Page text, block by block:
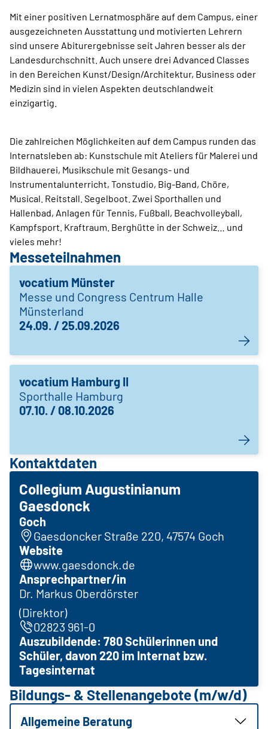
Mit einer positiven Lernatmosphäre auf dem Campus, einer
ausgezeichneten Ausstattung und motivierten Lehrern
sind unsere Abiturergebnisse seit Jahren besser als der
Landesdurchschnitt. Auch unsere drei Advanced Classes
in den Bereichen Kunst/Design/Architektur, Business oder
Medizin sind in vielen Aspekten deutschlandweit
einzigartig.
Die zahlreichen Möglichkeiten auf dem Campus runden das
Internatsleben ab: Kunstschule mit Ateliers für Malerei und
Bildhauerei, Musikschule mit Gesangs- und
Instrumentalunterricht, Tonstudio, Big-Band, Chöre,
Musical. Reitstall. Segelboot. Zwei Sporthallen und
Hallenbad, Anlagen für Tennis, Fußball, Beachvolleyball,
Kampfsport. Kraftraum. Berghütte in der Schweiz… und
vieles mehr!
Messeteilnahmen
vocatium Münster
Messe und Congress Centrum Halle
Münsterland
24.09. / 25.09.2026
vocatium Hamburg II
Sporthalle Hamburg
07.10. / 08.10.2026
Kontaktdaten
Collegium Augustinianum
Gaesdonck
Goch
Gaesdoncker Straße 220, 47574 Goch
Website
www.gaesdonck.de
Ansprechpartner/in
Dr. Markus Oberdörster
(Direktor)
02823 961-0
Auszubildende: 780 Schülerinnen und
Schüler, davon 220 im Internat bzw.
Tagesinternat
Bildungs- & Stellenangebote (m/w/d)
Allgemeine Beratung